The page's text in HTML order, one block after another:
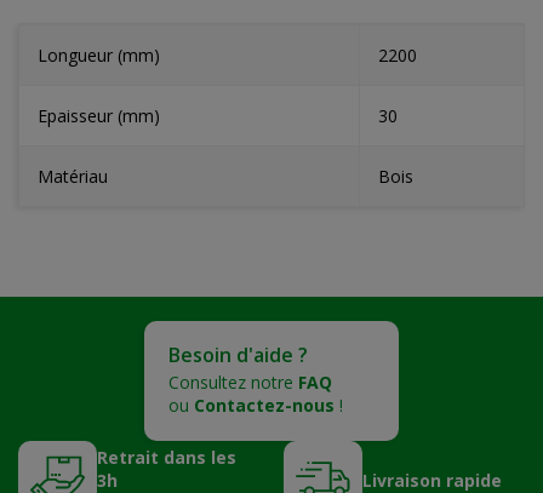
Longueur (mm) 2200
Epaisseur (mm) 30
Matériau Bois
Besoin d'aide ?
Consultez notre FAQ
ou Contactez-nous !
Retrait dans les
3h
Livraison rapide